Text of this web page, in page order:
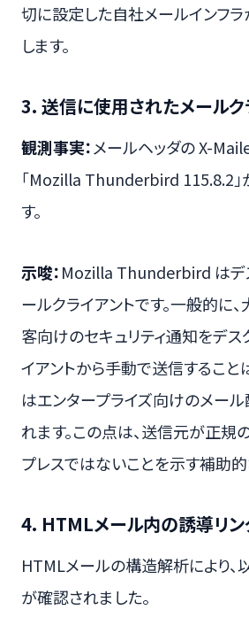
切に設定した自社メールインフ
します。
3. 送信に使用されたメールク
観測事実：メールヘッダの X-
「Mozilla Thunderbird 115.8.2」
す。
示唆：Mozilla Thunderbird はデ
ールクライアントです。一般的に
客向けのセキュリティ通知をデス
イアントから手動で送信すること
はエンタープライズ向けのメー
れます。この点は、送信元が正規
プレスではないことを示す補助的
4. HTMLメール内の誘導リン
HTMLメールの構造解析により、
が確認されました。